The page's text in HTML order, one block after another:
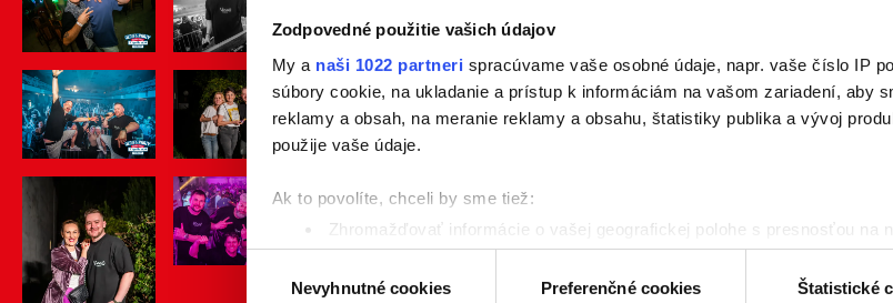
Zodpovedné použitie vašich údajov
My a naši 1022 partneri spracúvame vaše osobné údaje, napr. vaše číslo IP
súbory cookie, na ukladanie a prístup k informáciám na vašom zariadení, aby
reklamy a obsah, na meranie reklamy a obsahu, štatistiky publika a vývoj
použije vaše údaje.
Ak to povolíte, chceli by sme tiež:
Zhromažďovať informácie o vašej geografickej polohe s presnosťou na
Identifikovať vaše zariadenie aktívnym skenovaním konkrétnych
Viac informácií o tom, ako sa spracúvajú vaše osobné údaje, nájdete v časti s
Výber
súhlasuNevyhnutné cookies Preferenčné cookies Štatistické